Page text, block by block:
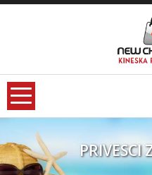
PRIVESCI